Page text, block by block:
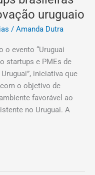
uruguaio
/ Amanda Dutra
o evento “Uruguai
startups e PMEs de
iniciativa que
o objetivo de
favorável ao
no Uruguai. A